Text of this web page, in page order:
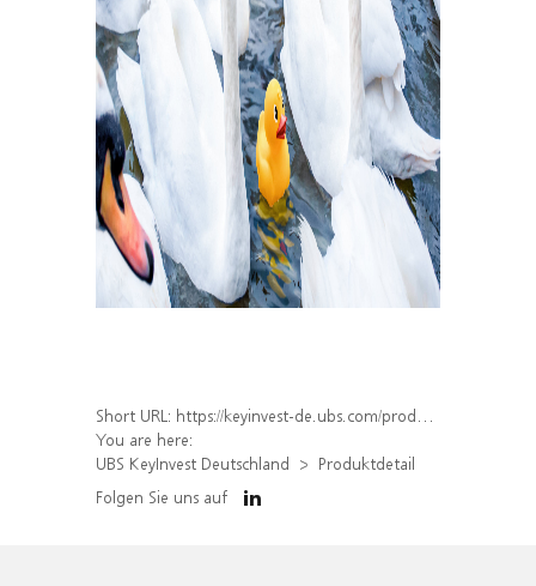
Short URL: https://keyinvest-de.ubs.com/produkt/detail/index/isin/DE000WA4Q647
You are here:
UBS KeyInvest Deutschland
Produktdetail
Folgen Sie uns auf